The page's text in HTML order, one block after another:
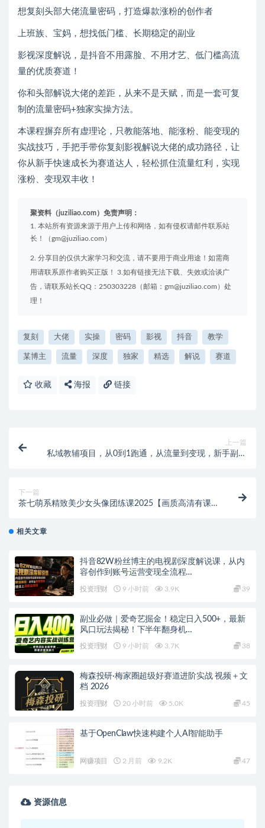
想复刻头部大佬流量密码，打造爆款涨粉的创作者
上班族、宝妈，想找低门槛、长期稳定的副业
影视深度解说，是抖音不用露脸、不用才艺、低门槛高流
量的优质赛道！
你和头部解说大佬的差距，从来不是天赋，而是一套可复
制的流量密码+独家实操方法。
本课程摒弃所有虚理论，只教能落地、能涨粉、能变现的
实战技巧，手把手带你复刻影视解说大佬的成功路径，让
你从新手快速成长为赛道达人，轻松抓住流量红利，实现
涨粉、变现双丰收！
聚资料（juziliao.com）免责声明：
1. 本站所有资源来源于用户上传和网络，如有侵权请邮件联系站
长！（gm@juziliao.com）
2. 分享目的仅供大家学习和交流，请不要用于商业用途！如需商
用请联系原作者购买正版！ 3.如有链接无法下载、失效或洽谈广
告，请联系站长QQ：250303228（邮箱：gm@juziliao.com）处
理！
复刻 大佬 实操 密码 影视 抖音 教学
某博主 流量 深度 独家 精选 解说 赛道
收藏 海报 链接
上一篇
私域教辅项目，从0到1跑通，从流量到变现，新手副业
下一篇
茶七萌系精致美少女头像团练课2025【画质高清有课件
相关文章
抖音82W粉丝博主的电视剧深度解说课，从内
容创作到账号运营变现全流程…
投资理财 9 小时前 3.9K 39
副业必做｜爱奇艺掘金！稳定日入500+，最新
风口玩法揭秘！下半年翻身机…
投资理财 9 小时前 3.7K 38
梅森投研·梅家圈超级好赛道进阶实战 视频＋文
档 2026
投资理财 20 小时前 5.0K 45
基于OpenClaw快速构建个人AI智能助手
网赚项目 2 月前 9.2K 47
资源信息